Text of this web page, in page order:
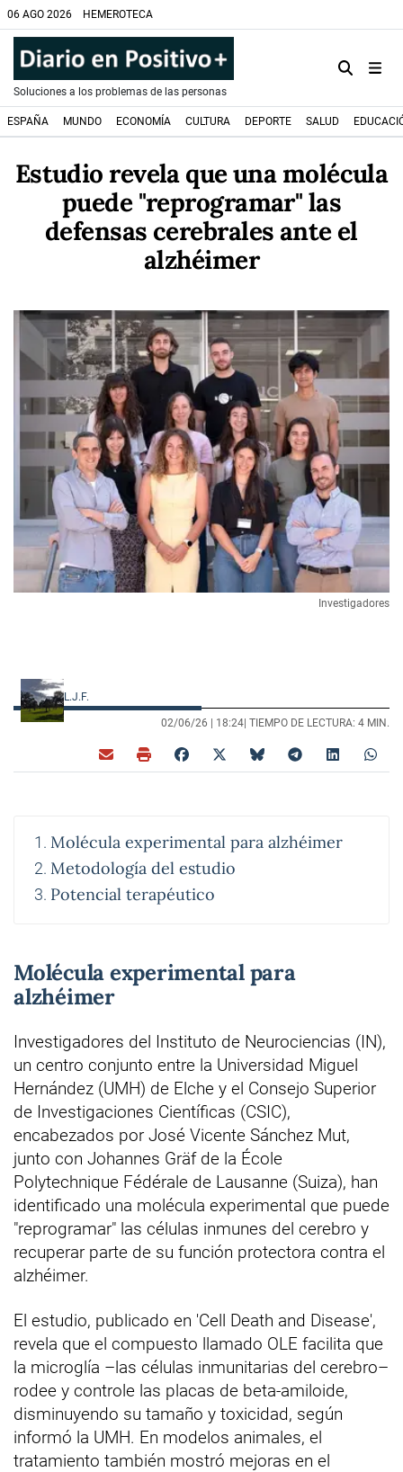
06 AGO 2026 HEMEROTECA
Soluciones a los problemas de las personas
ESPAÑA MUNDO ECONOMÍA CULTURA DEPORTE SALUD
Estudio revela que una molécula
puede "reprogramar" las
defensas cerebrales ante el
alzhéimer
Investigadores
L.J.F.
02/06/26 | 18:24| TIEMPO DE LECTURA: 4 MIN.
Molécula experimental para alzhéimer
Metodología del estudio
Potencial terapéutico
Molécula experimental para
alzhéimer
Investigadores del Instituto de Neurociencias (IN),
un centro conjunto entre la Universidad Miguel
Hernández (UMH) de Elche y el Consejo Superior
de Investigaciones Científicas (CSIC),
encabezados por José Vicente Sánchez Mut,
junto con Johannes Gräf de la École
Polytechnique Fédérale de Lausanne (Suiza), han
identificado una molécula experimental que puede
"reprogramar" las células inmunes del cerebro y
recuperar parte de su función protectora contra el
alzhéimer.
El estudio, publicado en 'Cell Death and Disease',
revela que el compuesto llamado OLE facilita que
la microglía –las células inmunitarias del cerebro–
rodee y controle las placas de beta-amiloide,
disminuyendo su tamaño y toxicidad, según
informó la UMH. En modelos animales, el
tratamiento también mostró mejoras en el